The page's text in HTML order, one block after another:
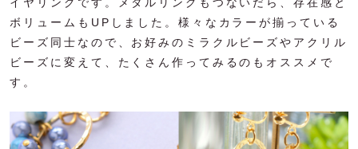
イヤリングです。メタルリングもつないだら、存在感と
ボリュームもUPしました。様々なカラーが揃っている
ビーズ同士なので、お好みのミラクルビーズやアクリル
ビーズに変えて、たくさん作ってみるのもオススメで
す。